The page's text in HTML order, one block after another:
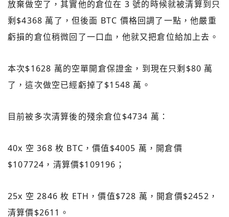
放棄做空了，其實他的倉位在 3 號的時候就被清算到只
剩$4368 萬了，但後面 BTC 價格回調了一點，他嚴重
虧損的倉位稍微回了一口血，他就又把倉位給加上去。
本次$1628 萬的空單開倉保證金，到現在只剩$80 萬
了，這次做空已經虧掉了$1548 萬。
目前被多次清算後的殘余倉位$4734 萬：
40x 空 368 枚 BTC，價值$4005 萬，開倉價
$107724，清算價$109196；
25x 空 2846 枚 ETH，價值$728 萬，開倉價$2452，
清算價$2611。